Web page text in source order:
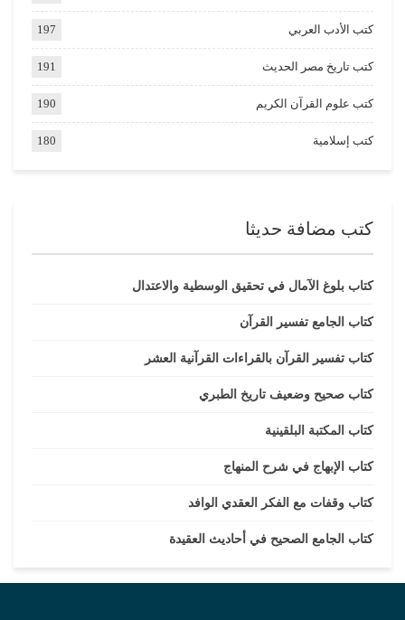
كتب الأدب العربي 197
كتب تاريخ مصر الحديث 191
كتب علوم القرآن الكريم 190
كتب إسلامية 180
كتب مضافة حديثا
كتاب بلوغ الآمال في تحقيق الوسطية والاعتدال
كتاب الجامع تفسير القرآن
كتاب تفسير القرآن بالقراءات القرآنية العشر
كتاب صحيح وضعيف تاريخ الطبري
كتاب المكتبة البلقينية
كتاب الإبهاج في شرح المنهاج
كتاب وقفات مع الفكر العقدي الوافد
كتاب الجامع الصحيح في أحاديث العقيدة